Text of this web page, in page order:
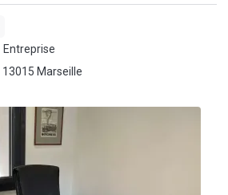
Entreprise
Bd Arthur Michaud, 13015 Marseille